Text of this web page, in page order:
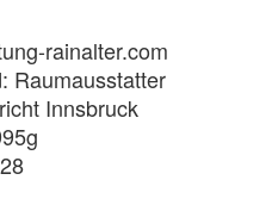
rainalter.com
Raumausstatter
Innsbruck